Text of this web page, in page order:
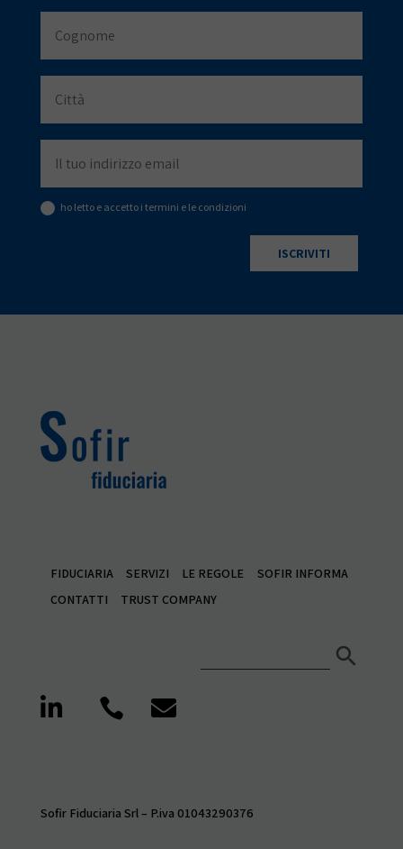
ho letto e accetto i termini e le condizioni
FIDUCIARIA SERVIZI LE REGOLE
SOFIR INFORMA
CONTATTI
TRUST COMPANY
  
Sofir Fiduciaria Srl – P.iva 01043290376